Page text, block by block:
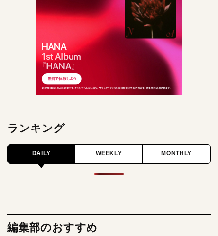
ランキング
DAILY WEEKLY MONTHLY
編集部のおすすめ